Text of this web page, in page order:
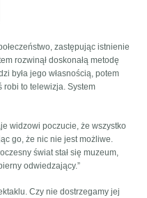
zastępując istnienie
rozwinął doskonałą metodę
była jego własnością, potem
robi to telewizja. System
widzowi poczucie, że wszystko
go, że nic nie jest możliwe.
świat stał się muzeum,
odwiedzający.”
Czy nie dostrzegamy jej